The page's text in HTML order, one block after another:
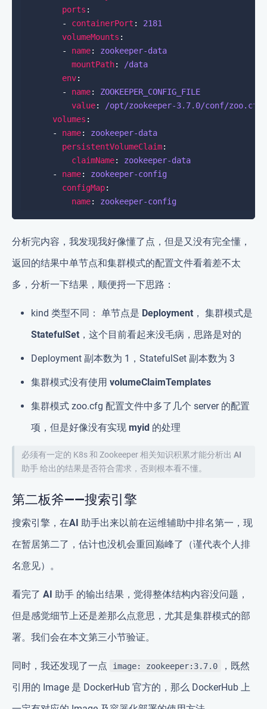
ports
        -
containerPort : 2181
volumeMounts
        -
name: zookeeper-data
mountPath:
/data
env
        -
name: ZOOKEEPER_CONFIG_FILE
value:
/opt/zookeeper-3.7.0/conf/zoo.cfg
volumes
      -
name: zookeeper-data
persistentVolumeClaim
claimName: zookeeper-data
      -
name: zookeeper-config
configMap
name: zookeeper-config
分析完内容，我发现我好像懂了点，但是又没有完全懂，
返回的结果中单节点和集群模式的配置文件看着差不太
多，分析一下结果，顺便捋一下思路：
kind 类型不同： 单节点是 Deployment ， 集群模式是
StatefulSet ，这个目前看起来没毛病，思路是对的
Deployment 副本数为 1，StatefulSet 副本数为 3
集群模式没有使用 volumeClaimTemplates
集群模式 zoo.cfg 配置文件中多了几个 server 的配置
项，但是好像没有实现 myid 的处理
必须有一定的 K8s 和 Zookeeper 相关知识积累才能分析出 AI
助手给出的结果是否符合需求，否则根本看不懂。
第二板斧——搜索引擎
搜索引擎，在AI 助手出来以前在运维辅助中排名第一，现
在暂居第二了，估计也没机会重回巅峰了（谨代表个人排
名意见）。
看完了 AI 助手 的输出结果，觉得整体结构内容没问题，
但是感觉细节上还是差那么点意思，尤其是集群模式的部
署。我们会在本文第三小节验证。
同时，我还发现了一点 image: zookeeper:3.7.0
，既然
引用的 Image 是 DockerHub 官方的，那么 DockerHub 上